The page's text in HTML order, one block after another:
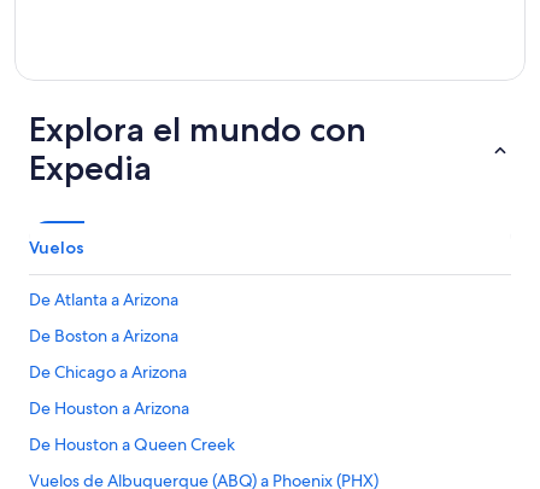
Explora el mundo con
Expedia
Vuelos
De Atlanta a Arizona
De Boston a Arizona
De Chicago a Arizona
De Houston a Arizona
De Houston a Queen Creek
Vuelos de Albuquerque (ABQ) a Phoenix (PHX)